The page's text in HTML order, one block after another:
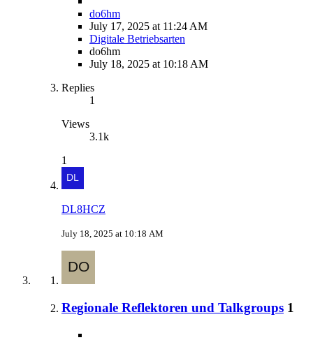
do6hm
July 17, 2025 at 11:24 AM
Digitale Betriebsarten
do6hm
July 18, 2025 at 10:18 AM
Replies
1
Views
3.1k
1
DL8HCZ
July 18, 2025 at 10:18 AM
Regionale Reflektoren und Talkgroups 1